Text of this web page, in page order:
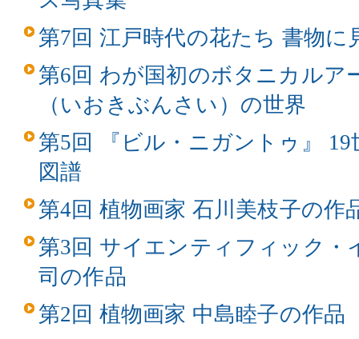
第7回 江戸時代の花たち 書物に
第6回 わが国初のボタニカルア
（いおきぶんさい）の世界
第5回 『ビル・ニガントゥ』
図譜
第4回 植物画家 石川美枝子の作
第3回 サイエンティフィック・
司の作品
第2回 植物画家 中島睦子の作品